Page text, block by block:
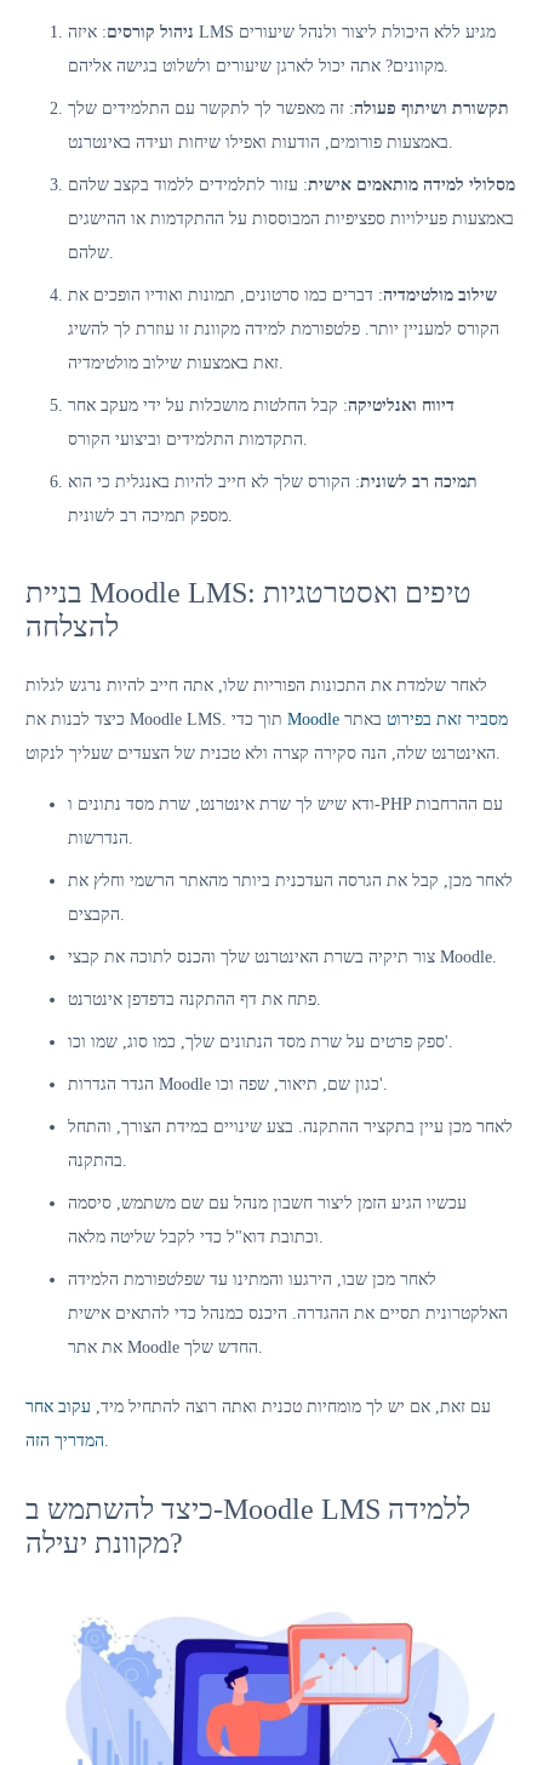
ניהול קורסים: איזה LMS מגיע ללא היכולת ליצור ולנהל שיעורים
מקוונים? אתה יכול לארגן שיעורים ולשלוט בגישה אליהם.
תקשורת ושיתוף פעולה: זה מאפשר לך לתקשר עם התלמידים שלך
באמצעות פורומים, הודעות ואפילו שיחות ועידה באינטרנט.
מסלולי למידה מותאמים אישית: עזור לתלמידים ללמוד בקצב שלהם
באמצעות פעילויות ספציפיות המבוססות על ההתקדמות או ההישגים
שלהם.
שילוב מולטימדיה: דברים כמו סרטונים, תמונות ואודיו הופכים את
הקורס למעניין יותר. פלטפורמת למידה מקוונת זו עוזרת לך להשיג
זאת באמצעות שילוב מולטימדיה.
דיווח ואנליטיקה: קבל החלטות מושכלות על ידי מעקב אחר
התקדמות התלמידים וביצועי הקורס.
תמיכה רב לשונית: הקורס שלך לא חייב להיות באנגלית כי הוא
מספק תמיכה רב לשונית.
בניית Moodle LMS: טיפים ואסטרטגיות
להצלחה
לאחר שלמדת את התכונות הפוריות שלו, אתה חייב להיות נרגש לגלות
Moodle מסביר זאת בפירוט באתר
האינטרנט שלה, הנה סקירה קצרה ולא טכנית של הצעדים שעליך לנקוט.
ודא שיש לך שרת אינטרנט, שרת מסד נתונים ו-PHP עם ההרחבות
הנדרשות.
לאחר מכן, קבל את הגרסה העדכנית ביותר מהאתר הרשמי וחלץ את
הקבצים.
צור תיקיה בשרת האינטרנט שלך והכנס לתוכה את קבצי Moodle.
פתח את דף ההתקנה בדפדפן אינטרנט.
ספק פרטים על שרת מסד הנתונים שלך, כמו סוג, שמו וכו'.
הגדר הגדרות Moodle כגון שם, תיאור, שפה וכו'.
לאחר מכן עיין בתקציר ההתקנה. בצע שינויים במידת הצורך, והתחל
בהתקנה.
עכשיו הגיע הזמן ליצור חשבון מנהל עם שם משתמש, סיסמה
וכתובת דוא"ל כדי לקבל שליטה מלאה.
לאחר מכן שבו, הירגעו והמתינו עד שפלטפורמת הלמידה
האלקטרונית תסיים את ההגדרה. היכנס כמנהל כדי להתאים אישית
את אתר Moodle החדש שלך.
עם זאת, אם יש לך מומחיות טכנית ואתה רוצה להתחיל מיד, עקוב אחר
המדריך הזה.
כיצד להשתמש ב-Moodle LMS ללמידה
מקוונת יעילה?